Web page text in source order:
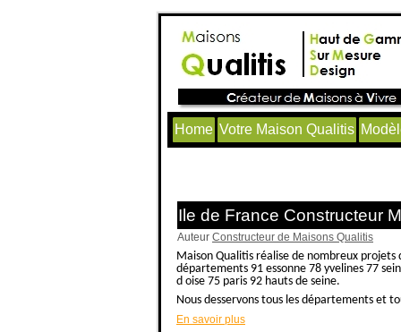
Home Votre Maison Qualitis
Ile de France Constructeur
Auteur Constructeur de Maisons Qualitis
Maison Qualitis réalise de nombreux projets
départements 91 essonne 78 yvelines 77
d oise 75 paris 92 hauts de seine.
Nous desservons tous les départements et
En savoir plus